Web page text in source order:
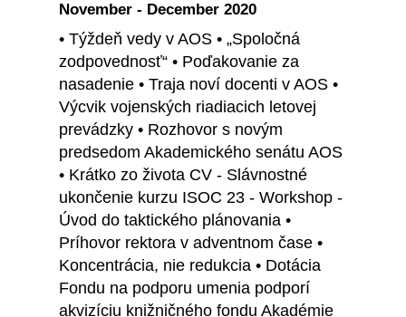
November - December 2020
• Týždeň vedy v AOS • „Spoločná
zodpovednosť“ • Poďakovanie za
nasadenie • Traja noví docenti v AOS •
Výcvik vojenských riadiacich letovej
prevádzky • Rozhovor s novým
predsedom Akademického senátu AOS
• Krátko zo života CV - Slávnostné
ukončenie kurzu ISOC 23 - Workshop -
Úvod do taktického plánovania •
Príhovor rektora v adventnom čase •
Koncentrácia, nie redukcia • Dotácia
Fondu na podporu umenia podporí
akvizíciu knižničného fondu Akadémie